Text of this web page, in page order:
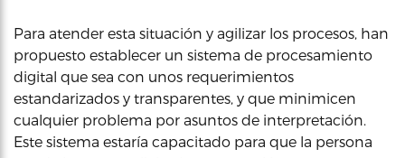
Para atender esta situación y agilizar los procesos, han
propuesto establecer un sistema de procesamiento
digital que sea con unos requerimientos
estandarizados y transparentes, y que minimicen
cualquier problema por asuntos de interpretación.
Este sistema estaría capacitado para que la persona